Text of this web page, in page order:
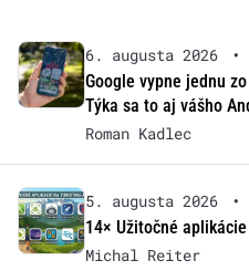
6. augusta 2026 •
Google vypne jednu
Týka sa to aj vášho
Roman Kadlec
5. augusta 2026 •
14× Užitočné
Michal Reiter